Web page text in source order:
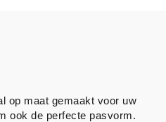
op maat gemaakt voor uw
ook de perfecte pasvorm.